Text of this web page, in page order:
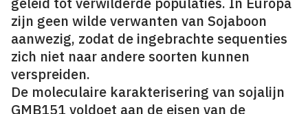
zijn geen wilde verwanten van Sojaboon
aanwezig, zodat de ingebrachte sequenties
zich niet naar andere soorten kunnen
verspreiden.
De moleculaire karakterisering van sojalijn
GMB151 voldoet aan de eisen van de